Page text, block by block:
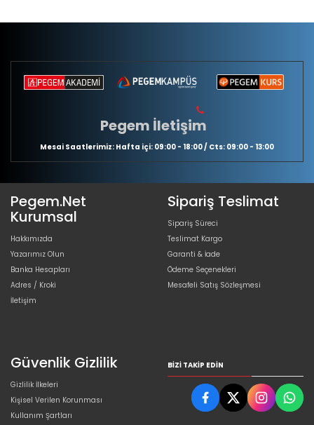
Pegem İletişim
Mesai Saatlerimiz: Hafta içi: 09:00 - 18:00 / Cts: 09:00 - 13:00
Pegem.Net
Kurumsal
Hakkımızda
Yazarımız Olun
Banka Hesapları
Adres / Kroki
İletişim
Sipariş Teslimat
Sipariş Süreci
Teslimat Kargo
Garanti & İade
Ödeme Seçenekleri
Mesafeli Satış Sözleşmesi
Güvenlik Gizlilik
Gizlilik İlkeleri
Kişisel Verilen Korunması
Kullanım Şartları
BIZI TAKIP EDIN